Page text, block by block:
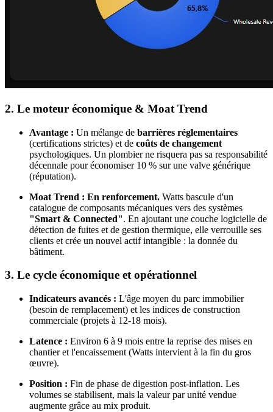
2. Le moteur économique & Moat Trend
Avantage : Un mélange de barrières réglementaires
(certifications strictes) et de coûts de changement
psychologiques. Un plombier ne risquera pas sa responsabilité
décennale pour économiser 10 % sur une valve générique
(réputation).
Moat Trend : En renforcement. Watts bascule d'un
catalogue de composants mécaniques vers des systèmes
"Smart & Connected". En ajoutant une couche logicielle de
détection de fuites et de gestion thermique, elle verrouille ses
clients et crée un nouvel actif intangible : la donnée du
bâtiment.
3. Le cycle économique et opérationnel
Indicateurs avancés : L'âge moyen du parc immobilier
(besoin de remplacement) et les indices de construction
commerciale (projets à 12-18 mois).
Latence : Environ 6 à 9 mois entre la reprise des mises en
chantier et l'encaissement (Watts intervient à la fin du gros
œuvre).
Position : Fin de phase de digestion post-inflation. Les
volumes se stabilisent, mais la valeur par unité vendue
augmente grâce au mix produit.